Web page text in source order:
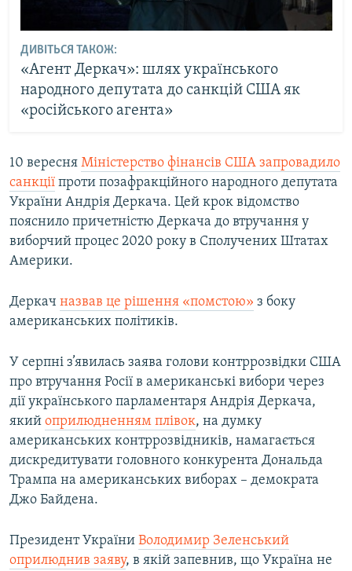
ДИВІТЬСЯ ТАКОЖ:
«Агент Деркач»: шлях українського
народного депутата до санкцій США як
«російського агента»
10 вересня Міністерство фінансів США запровадило
санкції проти позафракційного народного депутата
України Андрія Деркача. Цей крок відомство
пояснило причетністю Деркача до втручання у
виборчий процес 2020 року в Сполучених Штатах
Америки.
Деркач назвав це рішення «помстою» з боку
американських політиків.
У серпні з’явилась заява голови контррозвідки США
про втручання Росії в американські вибори через
дії українського парламентаря Андрія Деркача,
який оприлюдненням плівок, на думку
американських контррозвідників, намагається
дискредитувати головного конкурента Дональда
Трампа на американських виборах – демократа
Джо Байдена.
Президент України Володимир Зеленський
оприлюднив заяву, в якій запевнив, що Україна не